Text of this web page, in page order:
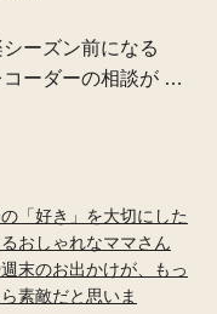
ーズン前になる
コーダーの相談が …
「好き」を大切にした
おしゃれなママさん
末のお出かけが、もっ
素敵だと思いま